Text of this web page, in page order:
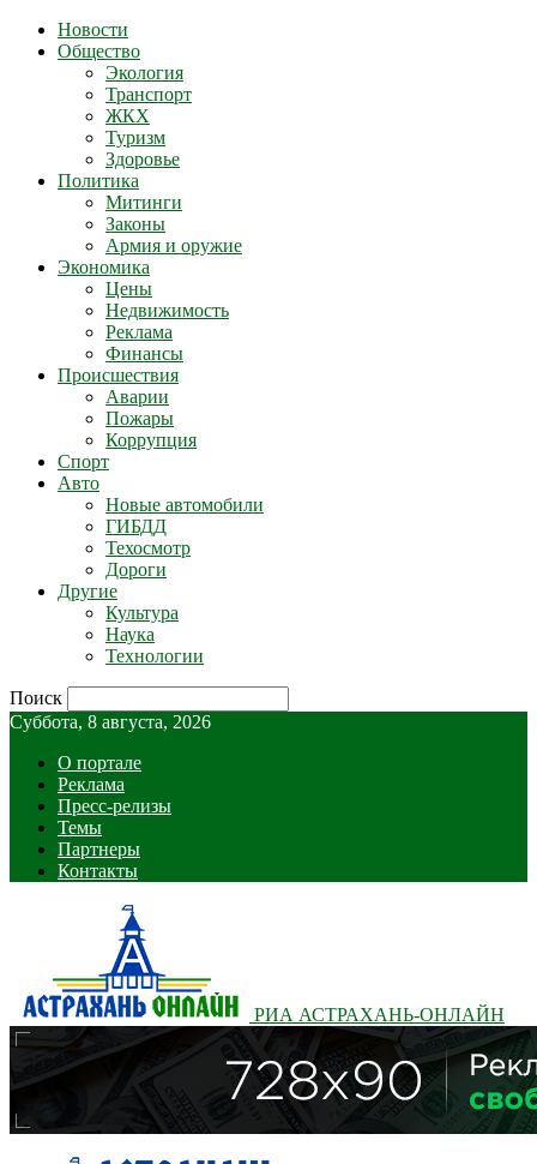
Новости
Общество
Экология
Транспорт
ЖКХ
Туризм
Здоровье
Политика
Митинги
Законы
Армия и оружие
Экономика
Цены
Недвижимость
Реклама
Финансы
Происшествия
Аварии
Пожары
Коррупция
Спорт
Авто
Новые автомобили
ГИБДД
Техосмотр
Дороги
Другие
Культура
Наука
Технологии
Поиск
Суббота, 8 августа, 2026
О портале
Реклама
Пресс-релизы
Темы
Партнеры
Контакты
РИА АСТРАХАНЬ-ОНЛАЙН